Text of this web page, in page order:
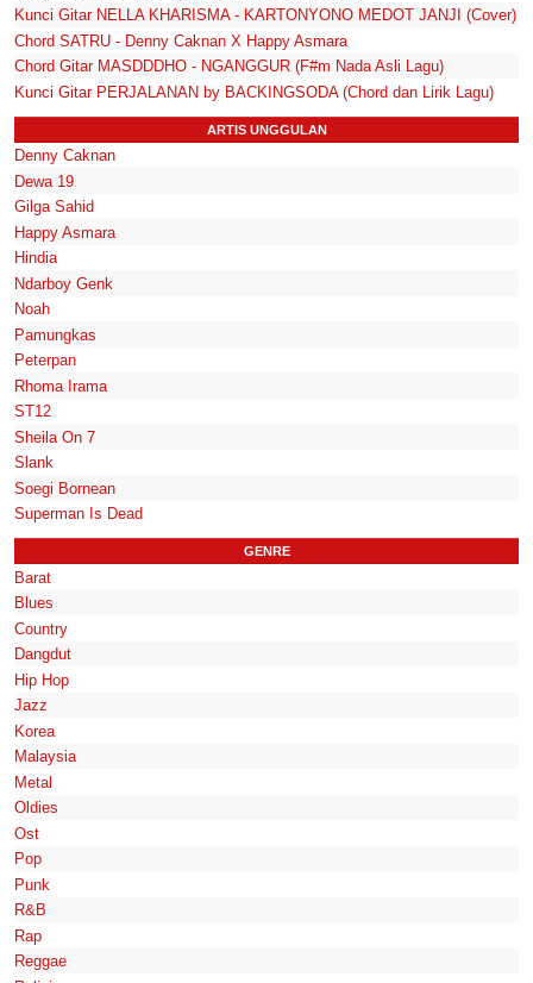
Kunci Gitar NELLA KHARISMA - KARTONYONO MEDOT JANJI (Cover)
Chord SATRU - Denny Caknan X Happy Asmara
Chord Gitar MASDDDHO - NGANGGUR (F#m Nada Asli Lagu)
Kunci Gitar PERJALANAN by BACKINGSODA (Chord dan Lirik Lagu)
ARTIS UNGGULAN
Denny Caknan
Dewa 19
Gilga Sahid
Happy Asmara
Hindia
Ndarboy Genk
Noah
Pamungkas
Peterpan
Rhoma Irama
ST12
Sheila On 7
Slank
Soegi Bornean
Superman Is Dead
GENRE
Barat
Blues
Country
Dangdut
Hip Hop
Jazz
Korea
Malaysia
Metal
Oldies
Ost
Pop
Punk
R&B
Rap
Reggae